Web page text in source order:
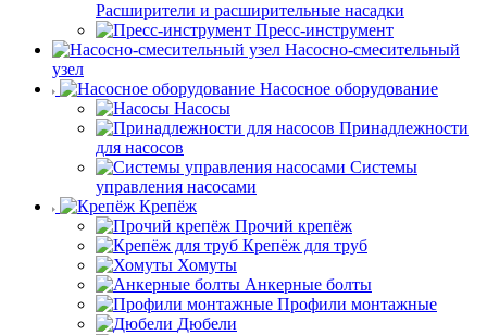
Расширители и расширительные насадки
Пресс-инструмент
Насосно-смесительный
узел
Насосное оборудование
Насосы
Принадлежности
для насосов
Системы
управления насосами
Крепёж
Прочий крепёж
Крепёж для труб
Хомуты
Анкерные болты
Профили монтажные
Дюбели